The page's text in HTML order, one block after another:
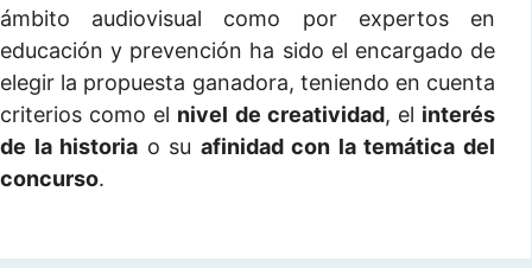
ámbito audiovisual como por expertos en
educación y prevención ha sido el encargado de
elegir la propuesta ganadora, teniendo en cuenta
criterios como el nivel de creatividad, el interés
de la historia o su afinidad con la temática del
concurso.